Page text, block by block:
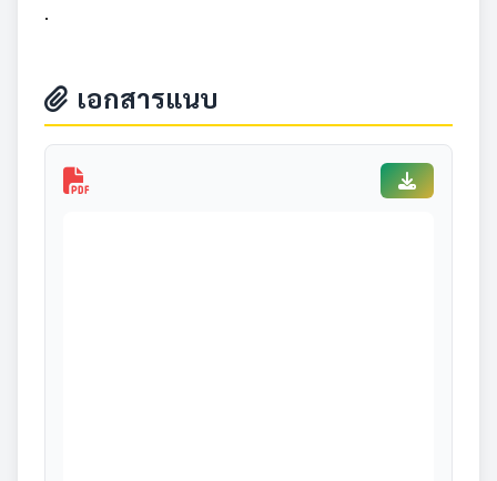
.
เอกสารแนบ